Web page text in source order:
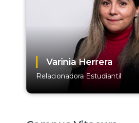
Varinia Herrera
Relacionadora Estudiantil